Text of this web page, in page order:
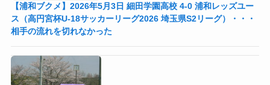
【浦和ブクメ】2026年5月3日 細田学園高校 4-0 浦和レッズユー
ス（高円宮杯U-18サッカーリーグ2026 埼玉県S2リーグ）・・・
相手の流れを切れなかった